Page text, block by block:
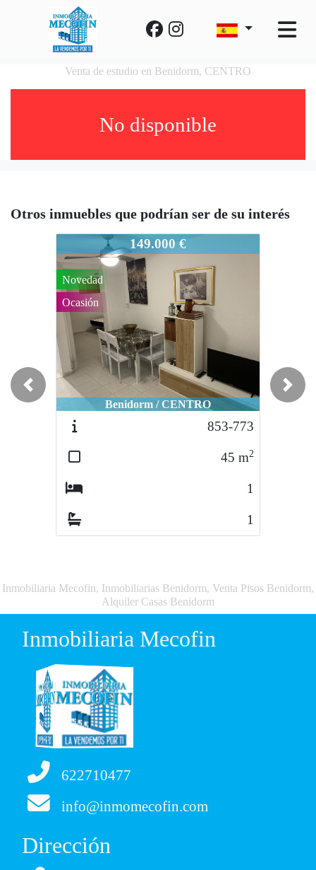
Venta de estudio en Benidorm, CENTRO
No disponible
Otros inmuebles que podrían ser de su interés
965-976
149.000 €
Benidorm / CENTRO
Novedad
Ocasión
853-773
45 m2
1
1
Previous Next
Inmobiliaria Mecofin, Inmobiliarias Benidorm, Venta Pisos Benidorm,
Alquiler Casas Benidorm
Inmobiliaria Mecofin
622710477
info@inmomecofin.com
Dirección